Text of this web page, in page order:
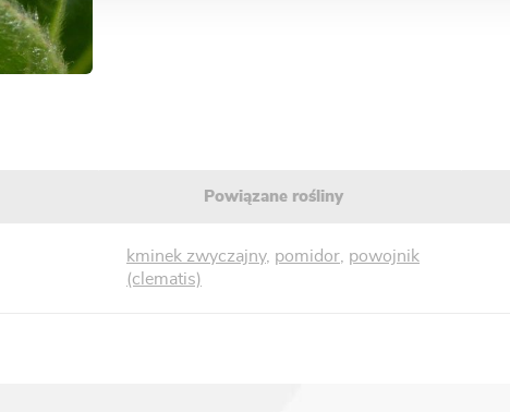
Powiązane rośliny
kminek zwyczajny, pomidor powojnik
(clematis)